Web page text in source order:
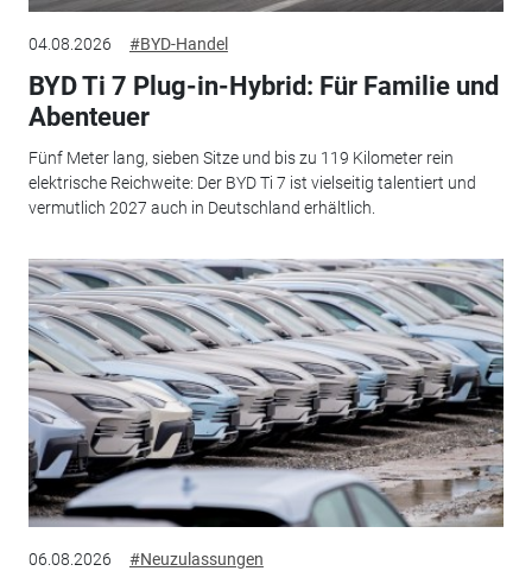
04.08.2026 #BYD-Handel
BYD Ti 7 Plug-in-Hybrid: Für Familie und
Abenteuer
Fünf Meter lang, sieben Sitze und bis zu 119 Kilometer rein
elektrische Reichweite: Der BYD Ti 7 ist vielseitig talentiert und
vermutlich 2027 auch in Deutschland erhältlich.
06.08.2026 #Neuzulassungen